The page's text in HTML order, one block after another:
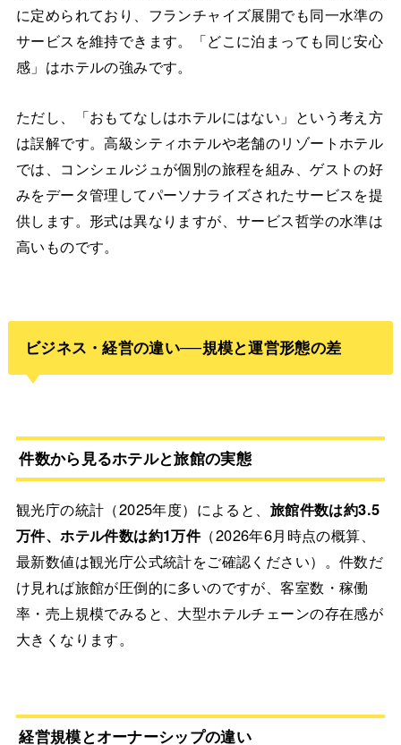
に定められており、フランチャイズ展開でも同一水準の
サービスを維持できます。「どこに泊まっても同じ安心
感」はホテルの強みです。
ただし、「おもてなしはホテルにはない」という考え方
は誤解です。高級シティホテルや老舗のリゾートホテル
では、コンシェルジュが個別の旅程を組み、ゲストの好
みをデータ管理してパーソナライズされたサービスを提
供します。形式は異なりますが、サービス哲学の水準は
高いものです。
ビジネス・経営の違い──規模と運営形態の差
件数から見るホテルと旅館の実態
観光庁の統計（2025年度）によると、 旅館件数は約3.5
万件、ホテル件数は約1万件（2026年6月時点の概算、
最新数値は観光庁公式統計をご確認ください）。件数だ
け見れば旅館が圧倒的に多いのですが、客室数・稼働
率・売上規模でみると、大型ホテルチェーンの存在感が
大きくなります。
経営規模とオーナーシップの違い